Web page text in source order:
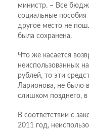
министр. – Все
социальные
другое место не
была сохранена.
Что же касается
неиспользованных
рублей, то эти
Ларионова, не было
слишком позднего, в
В соответствии с
2011 год,